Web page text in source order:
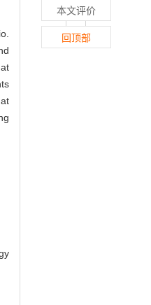
本文评价
回顶部